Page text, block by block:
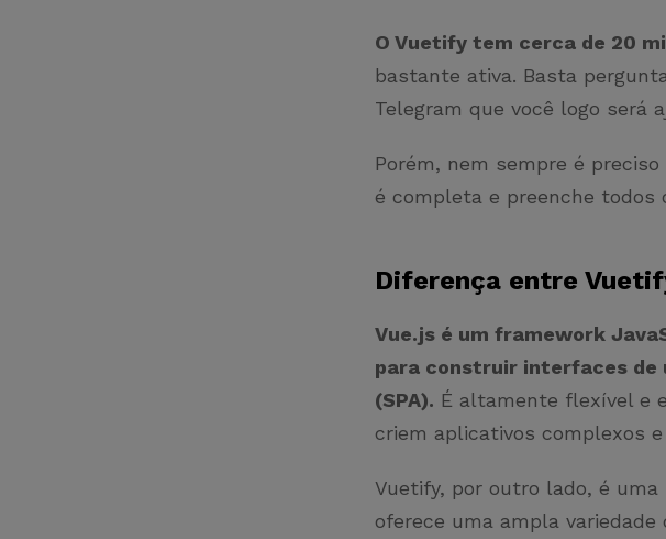
O Vuetify tem cerca de 20
bastante ativa. Basta
Telegram que você logo será
Porém, nem sempre é
é completa e preenche todos
Diferença entre
Vue.js é um framework
para construir interfaces de
(SPA). É altamente flexível e
criem aplicativos complexos
Vuetify, por outro lado, é
oferece uma ampla